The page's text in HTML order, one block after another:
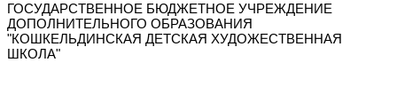
ГОСУДАРСТВЕННОЕ БЮДЖЕТНОЕ УЧРЕЖДЕНИЕ
ДОПОЛНИТЕЛЬНОГО ОБРАЗОВАНИЯ
"КОШКЕЛЬДИНСКАЯ ДЕТСКАЯ ХУДОЖЕСТВЕННАЯ
ШКОЛА"